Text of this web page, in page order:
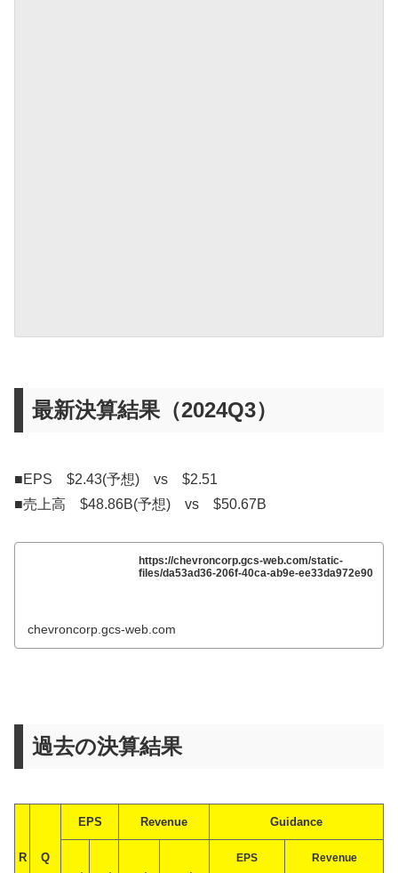
最新決算結果（2024Q3）
■EPS $2.43(予想) vs $2.51
■売上高 $48.86B(予想) vs $50.67B
https://chevroncorp.gcs-web.com/static-
files/da53ad36-206f-40ca-ab9e-ee33da972e90
chevroncorp.gcs-web.com
過去の決算結果
R Q
EPS Revenue Guidance
EPS Revenue